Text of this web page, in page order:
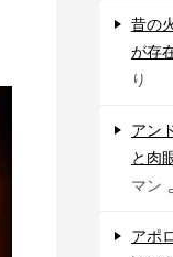
昔の
が存
り
アン
と肉
マン
アポ